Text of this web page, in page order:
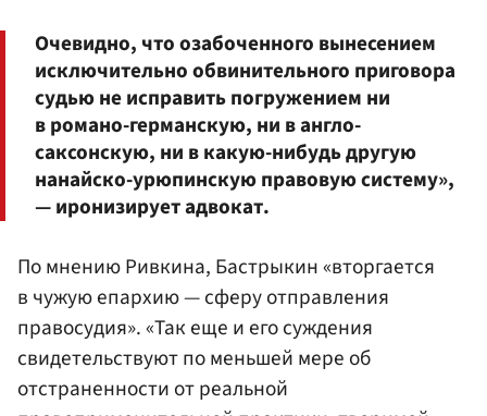
Очевидно, что озабоченного вынесением
исключительно обвинительного приговора
судью не исправить погружением ни
в романо-германскую, ни в англо-
саксонскую, ни в какую-нибудь другую
нанайско-урюпинскую правовую систему»,
— иронизирует адвокат.
По мнению Ривкина, Бастрыкин «вторгается
в чужую епархию — сферу отправления
правосудия». «Так еще и его суждения
свидетельствуют по меньшей мере об
отстраненности от реальной